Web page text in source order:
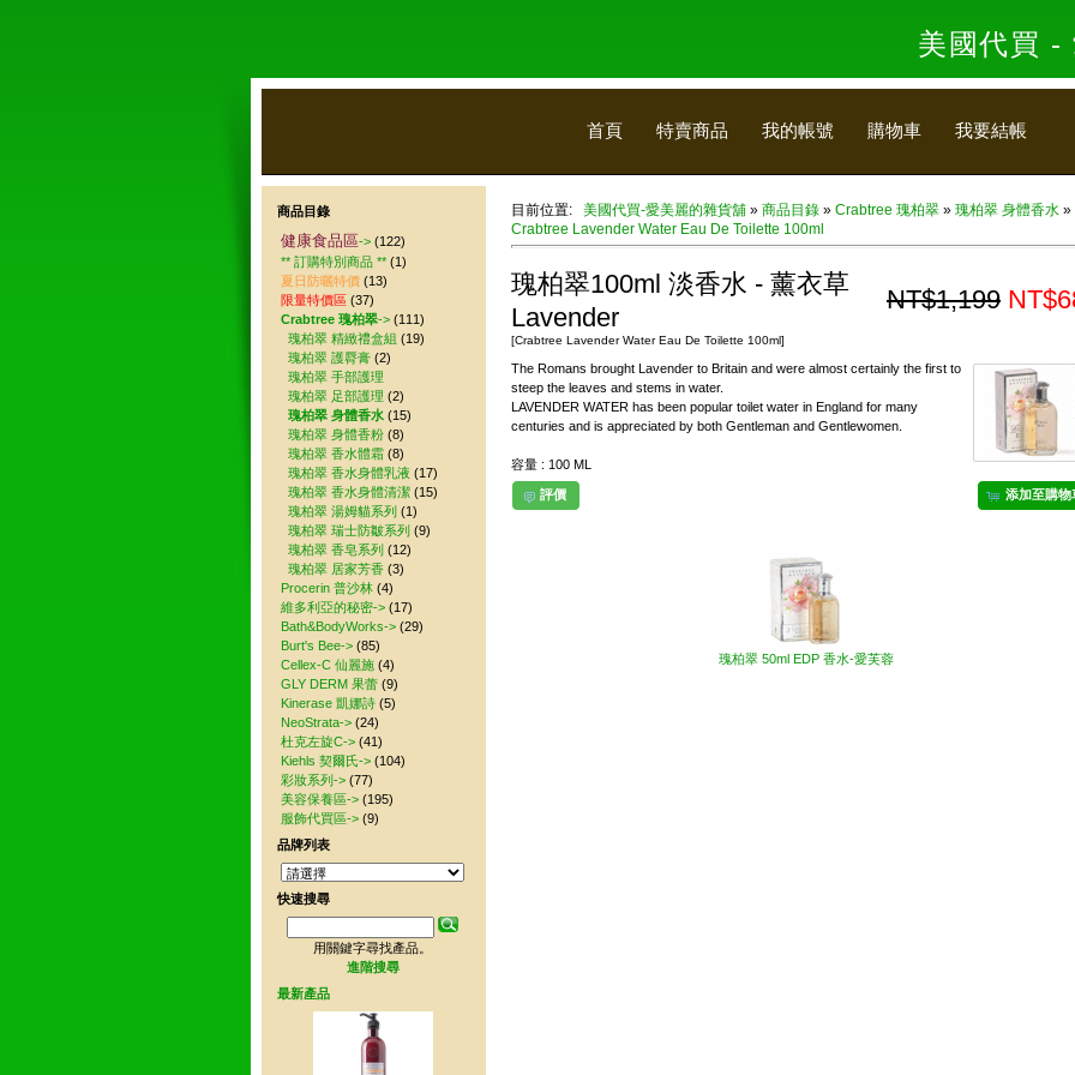
首頁 特賣商品 我的帳號 購物車 我要結帳
目前位置: 美國代買-愛美麗的雜貨舖 » 商品目錄 » Crabtree 瑰柏翠 » 瑰柏翠 身體香水 »
Crabtree Lavender Water Eau De Toilette 100ml
NT$1,199
瑰柏翠100ml 淡香水 - 薰衣草
Lavender
[Crabtree Lavender Water Eau De Toilette 100ml]
The Romans brought Lavender to Britain and were almost certainly the first to
steep the leaves and stems in water.
LAVENDER WATER has been popular toilet water in England for many
centuries and is appreciated by both Gentleman and Gentlewomen.
容量 : 100 ML
添加至購物
評價
瑰柏翠 50ml EDP 香水-愛芙蓉
商品目錄
健康食品區-> (122)
** 訂購特別商品 ** (1)
夏日防曬特價 (13)
限量特價區 (37)
Crabtree 瑰柏翠-> (111)
瑰柏翠 精緻禮盒組 (19)
瑰柏翠 護脣膏 (2)
瑰柏翠 手部護理
瑰柏翠 足部護理 (2)
瑰柏翠 身體香水 (15)
瑰柏翠 身體香粉 (8)
瑰柏翠 香水體霜 (8)
瑰柏翠 香水身體乳液 (17)
瑰柏翠 香水身體清潔 (15)
瑰柏翠 湯姆貓系列 (1)
瑰柏翠 瑞士防皺系列 (9)
瑰柏翠 香皂系列 (12)
瑰柏翠 居家芳香 (3)
Procerin 普沙林 (4)
維多利亞的秘密-> (17)
Bath&BodyWorks-> (29)
Burt's Bee-> (85)
Cellex-C 仙麗施 (4)
GLY DERM 果蕾 (9)
Kinerase 凱娜詩 (5)
NeoStrata-> (24)
杜克左旋C-> (41)
Kiehls 契爾氏-> (104)
彩妝系列-> (77)
美容保養區-> (195)
服飾代買區-> (9)
品牌列表
快速搜尋
用關鍵字尋找產品。
進階搜尋
最新產品
美國代買 -